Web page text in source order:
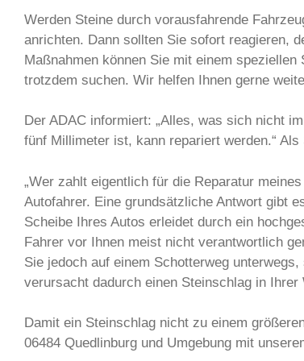
Werden Steine durch vorausfahrende
anrichten. Dann sollten Sie sofort reagieren,
Maßnahmen können Sie mit einem
trotzdem suchen. Wir helfen Ihnen gerne
Der ADAC informiert: „Alles, was sich nicht
fünf Millimeter ist, kann repariert werden.“
„Wer zahlt eigentlich für die Reparatur
Autofahrer. Eine grundsätzliche Antwort gibt
Scheibe Ihres Autos erleidet durch ein
Fahrer vor Ihnen meist nicht verantwortlich
Sie jedoch auf einem Schotterweg
verursacht dadurch einen Steinschlag in
Damit ein Steinschlag nicht zu einem
06484 Quedlinburg und Umgebung mit